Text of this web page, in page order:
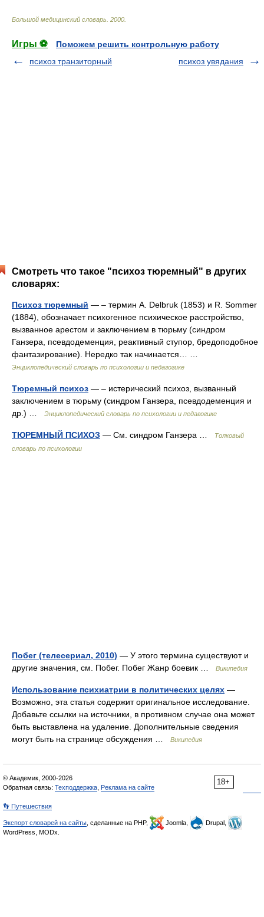
Большой медицинский словарь 2000
Игры ⚽
Поможем решить контрольную работу
психоз транзиторный
психоз увядания
Смотреть что такое "психоз тюремный" в других
словарях:
Психоз тюремный — – термин A. Delbruk (1853) и R. Sommer
(1884), обозначает психогенное психическое расстройство,
вызванное арестом и заключением в тюрьму (синдром
Ганзера, псевдодеменция, реактивный ступор, бредоподобное
фантазирование). Нередко так начинается… …
Энциклопедический словарь по психологии и педагогике
Тюремный психоз — – истерический психоз, вызванный
заключением в тюрьму (синдром Ганзера, псевдодеменция и
др.) …
Энциклопедический словарь по психологии и педагогике
ТЮРЕМНЫЙ ПСИХОЗ — См. синдром Ганзера …
Толковый
словарь по психологии
Побег (телесериал, 2010) — У этого термина существуют и
другие значения, см. Побег. Побег Жанр боевик …
Википедия
Использование психиатрии в политических целях —
Возможно, эта статья содержит оригинальное исследование.
Добавьте ссылки на источники, в противном случае она может
быть выставлена на удаление. Дополнительные сведения
могут быть на странице обсуждения …
Википедия
18+
© Академик, 2000-2026
Обратная связь: Техподдержка Реклама на сайте
👣 Путешествия
Экспорт словарей на сайты , сделанные на PHP, Joomla,
Drupal,
WordPress, MODx.